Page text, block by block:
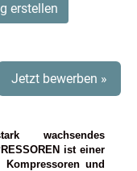
erstellen
Jetzt bewerben »
wachsendes
ist einer
und